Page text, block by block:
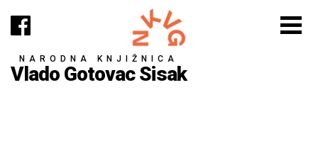
NARODNA KNJIŽNICA
Vlado Gotovac Sisak